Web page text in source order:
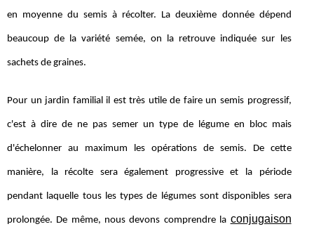
en moyenne du semis à récolter. La deuxième donnée dépend
beaucoup de la variété semée, on la retrouve indiquée sur les
sachets de graines.
Pour un jardin familial il est très utile de faire un semis progressif,
c'est à dire de ne pas semer un type de légume en bloc mais
d'échelonner au maximum les opérations de semis. De cette
manière, la récolte sera également progressive et la période
pendant laquelle tous les types de légumes sont disponibles sera
prolongée. De même, nous devons comprendre la conjugaison